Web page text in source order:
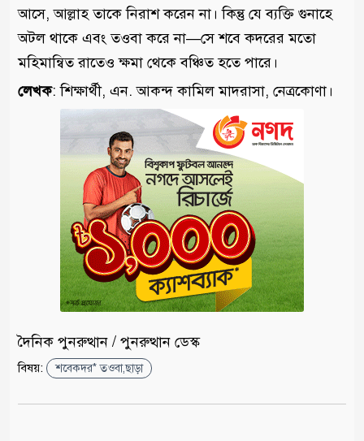
আসে, আল্লাহ তাকে নিরাশ করেন না। কিন্তু যে ব্যক্তি গুনাহে
অটল থাকে এবং তওবা করে না—সে শবে কদরের মতো
মহিমান্বিত রাতেও ক্ষমা থেকে বঞ্চিত হতে পারে।
লেখক: শিক্ষার্থী, এন. আকন্দ কামিল মাদরাসা, নেত্রকোণা।
দৈনিক পুনরুত্থান / পুনরুত্থান ডেস্ক
বিষয়: শবেকদর* তওবা,ছাড়া